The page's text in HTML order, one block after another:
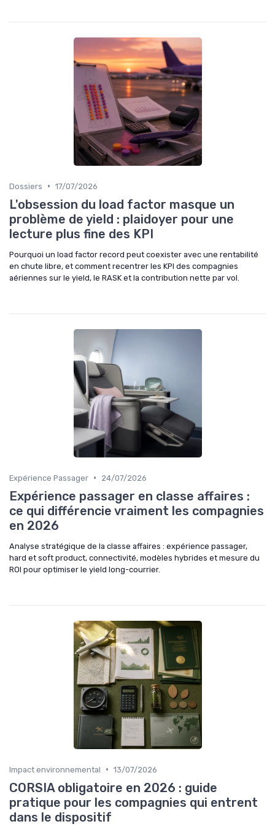
Dossiers • 17/07/2026
L'obsession du load factor masque un
problème de yield : plaidoyer pour une
lecture plus fine des KPI
Pourquoi un load factor record peut coexister avec une rentabilité
en chute libre, et comment recentrer les KPI des compagnies
aériennes sur le yield, le RASK et la contribution nette par vol.
Expérience Passager • 24/07/2026
Expérience passager en classe affaires :
ce qui différencie vraiment les compagnies
en 2026
Analyse stratégique de la classe affaires : expérience passager,
hard et soft product, connectivité, modèles hybrides et mesure du
ROI pour optimiser le yield long-courrier.
Impact environnemental • 13/07/2026
CORSIA obligatoire en 2026 : guide
pratique pour les compagnies qui entrent
dans le dispositif